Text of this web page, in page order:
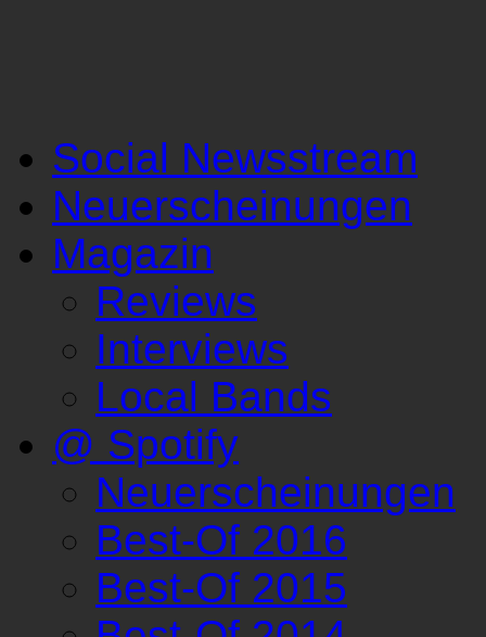
Social Newsstream
Neuerscheinungen
Magazin
Reviews
Interviews
Local Bands
@ Spotify
Neuerscheinungen
Best-Of 2016
Best-Of 2015